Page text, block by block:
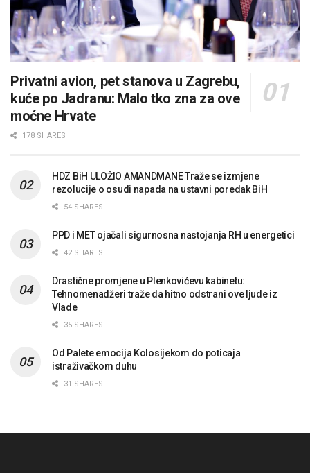
Privatni avion, pet stanova u Zagrebu,
kuće po Jadranu: Malo tko zna za ove
moćne Hrvate
178 SHARES
HDZ BiH ULOŽIO AMANDMANE Traže se izmjene
rezolucije o osudi napada na ustavni poredak BiH
54 SHARES
PPD i MET ojačali sigurnosna nastojanja RH u energetici
42 SHARES
Drastične promjene u Plenkovićevu kabinetu:
Tehnomenadžeri traže da hitno odstrani ove ljude iz
Vlade
35 SHARES
Od Palete emocija Kolosijekom do poticaja
istraživačkom duhu
31 SHARES